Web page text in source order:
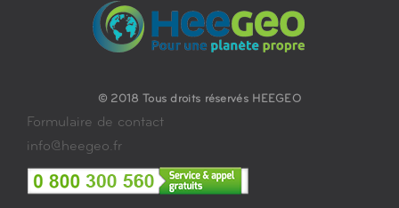
© 2018 Tous droits réservés HEEGEO
Formulaire de contact
info@heegeo.fr